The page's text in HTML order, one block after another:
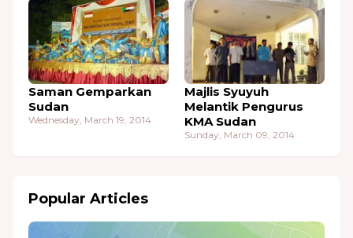
Saman Gemparkan
Sudan
Wednesday, March 19, 2014
Majlis Syuyuh
Melantik Pengurus
KMA Sudan
Sunday, March 09, 2014
Popular Articles